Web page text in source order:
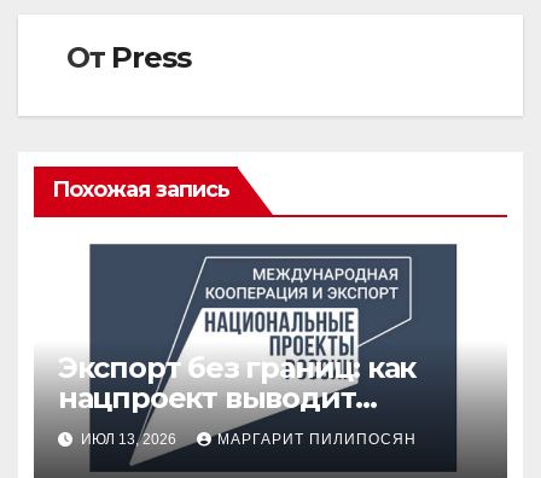
От Press
Похожая запись
Экспорт без границ: как
нацпроект выводит
российский бизнес на
мировые рынки
ИЮЛ 13, 2026 МАРГАРИТ ПИЛИПОСЯН